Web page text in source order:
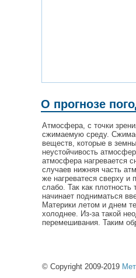
О прогнозе
Атмосфера, с точки
сжимаемую среду.
веществ, которые в
неустойчивость
атмосфера нагревается
случаев нижняя часть
же нагреватеся сверху и
слабо. Так как
начинает подниматься
Материки летом и днем
холоднее. Из-за такой
перемешивания. Таким
© Copyright 2009-2019